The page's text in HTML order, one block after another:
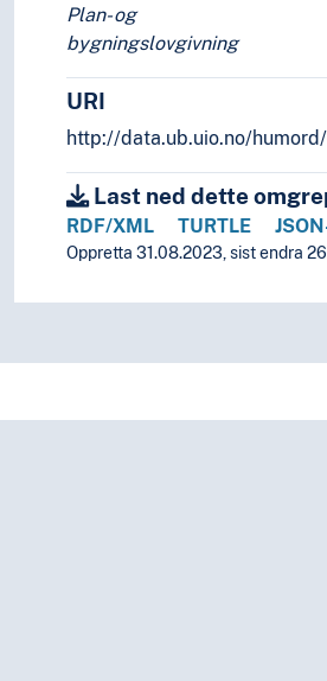
Plan- og
bygningslovgivning
URI
http://data.ub.uio.no/
Last ned dette
RDF/XML TURTLE
Oppretta 31.08.2023, sist endra